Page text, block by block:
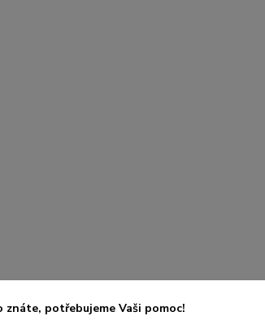
potřebujeme Vaši pomoc!